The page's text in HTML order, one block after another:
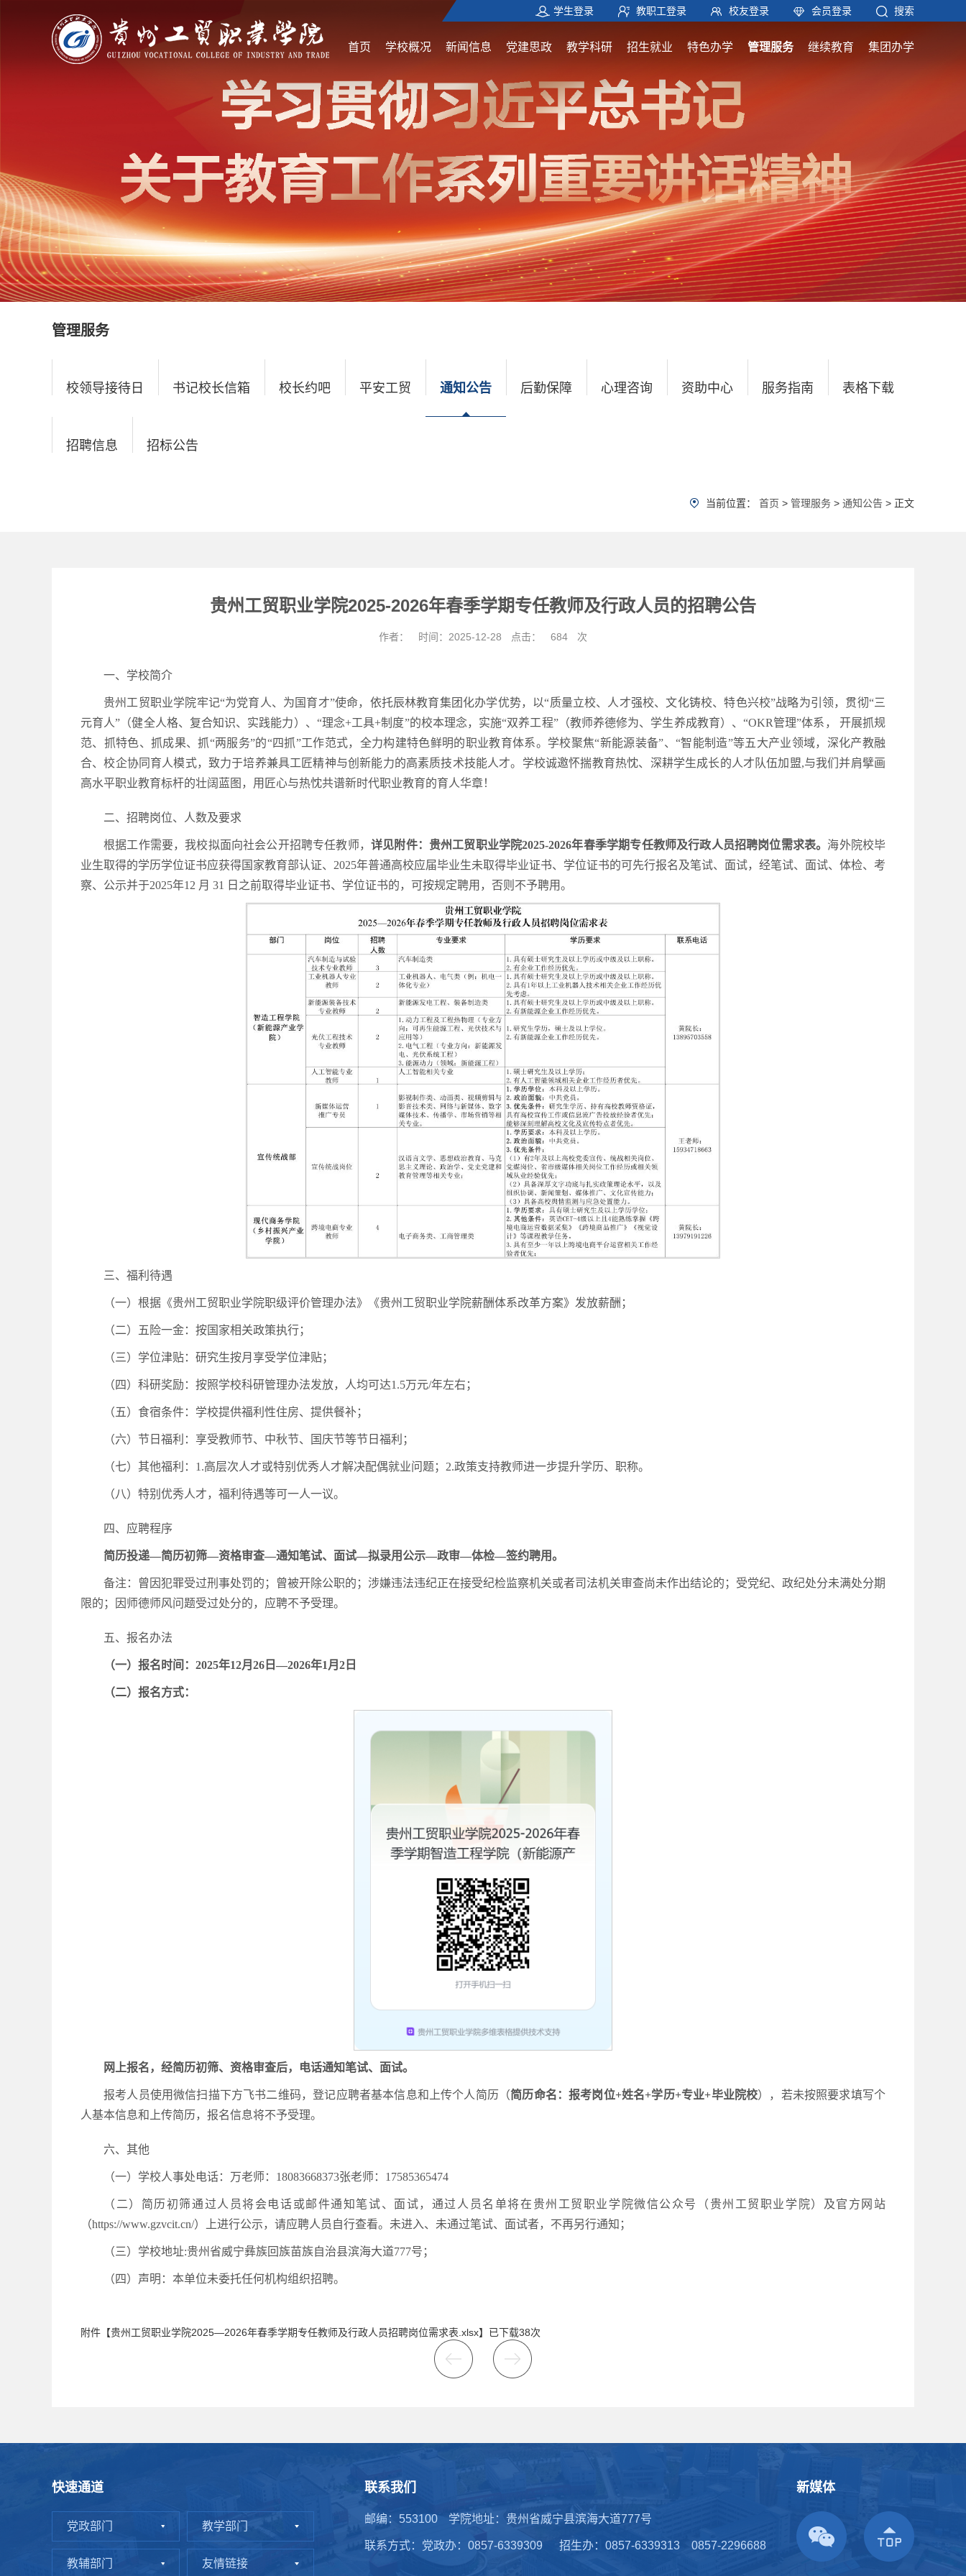
学生登录 教职工登录 校友登录 会员登录 搜索
首页 学校概况 新闻信息 党建思政 教学科研 招生就业 特色办学 管理服务 继续教育 集团办学
管理服务
校领导接待日 书记校长信箱 校长约吧 平安工贸 通知公告 后勤保障 心理咨询 资助中心 服务指南 表格下载
招聘信息 招标公告
当前位置： 首页 > 管理服务 > 通知公告 > 正文
贵州工贸职业学院2025-2026年春季学期专任教师及行政人员的招聘公告
作者： 时间：2025-12-28 点击： 684 次
一、学校简介
贵州工贸职业学院牢记“为党育人、为国育才”使命，依托辰林教育集团化办学优势，以“质量立校、人才强校、文化铸校、特色兴校”战略为引领，贯彻“三
元育人”（健全人格、复合知识、实践能力）、“理念+工具+制度”的校本理念，实施“双养工程”（教师养德修为、学生养成教育）、“OKR管理”体系， 开展抓规
范、抓特色、抓成果、抓“两服务”的“四抓”工作范式，全力构建特色鲜明的职业教育体系。学校聚焦“新能源装备”、“智能制造”等五大产业领域，深化产教融
合、校企协同育人模式，致力于培养兼具工匠精神与创新能力的高素质技术技能人才。学校诚邀怀揣教育热忱、深耕学生成长的人才队伍加盟,与我们并肩擘画
高水平职业教育标杆的壮阔蓝图，用匠心与热忱共谱新时代职业教育的育人华章！
二、招聘岗位、人数及要求
根据工作需要，我校拟面向社会公开招聘专任教师，详见附件：贵州工贸职业学院2025-2026年春季学期专任教师及行政人员招聘岗位需求表。 海外院校毕
业生取得的学历学位证书应获得国家教育部认证、2025年普通高校应届毕业生未取得毕业证书、学位证书的可先行报名及笔试、面试，经笔试、面试、体检、考
察、公示并于2025年12 月 31 日之前取得毕业证书、学位证书的，可按规定聘用，否则不予聘用。
三、福利待遇
（一）根据《贵州工贸职业学院职级评价管理办法》《贵州工贸职业学院薪酬体系改革方案》发放薪酬；
（二）五险一金：按国家相关政策执行；
（三）学位津贴：研究生按月享受学位津贴；
（四）科研奖励：按照学校科研管理办法发放，人均可达1.5万元/年左右；
（五）食宿条件：学校提供福利性住房、提供餐补；
（六）节日福利：享受教师节、中秋节、国庆节等节日福利；
（七）其他福利：1.高层次人才或特别优秀人才解决配偶就业问题；2.政策支持教师进一步提升学历、职称。
（八）特别优秀人才，福利待遇等可一人一议。
四、应聘程序
简历投递—简历初筛—资格审查—通知笔试、面试—拟录用公示—政审—体检—签约聘用。
备注：曾因犯罪受过刑事处罚的；曾被开除公职的；涉嫌违法违纪正在接受纪检监察机关或者司法机关审查尚未作出结论的；受党纪、政纪处分未满处分期
限的；因师德师风问题受过处分的，应聘不予受理。
五、报名办法
（一）报名时间： 2025年12月26 日—2026年1 月 2 日
（二）报名方式：
网上报名，经简历初筛、资格审查后，电话通知笔试、面试。
报考人员使用微信扫描下方飞书二维码，登记应聘者基本信息和上传个人简历（简历命名：报考岗位+姓名+学历+专业+毕业院校），若未按照要求填写个
人基本信息和上传简历，报名信息将不予受理。
六、其他
（一）学校人事处电话：万老师：18083668373张老师：17585365474
（二）简历初筛通过人员将会电话或邮件通知笔试、面试，通过人员名单将在贵州工贸职业学院微信公众号（贵州工贸职业学院）及官方网站
（https://www.gzvcit.cn/）上进行公示，请应聘人员自行查看。未进入、未通过笔试、面试者，不再另行通知；
（三）学校地址:贵州省威宁彝族回族苗族自治县滨海大道777号；
（四）声明：本单位未委托任何机构组织招聘。
附件【贵州工贸职业学院2025—2026年春季学期专任教师及行政人员招聘岗位需求表.xlsx】已下载38次
快速通道
党政部门 教学部门
教辅部门 友情链接
联系我们
邮编：553100 学院地址：贵州省威宁县滨海大道777号
联系方式：党政办：0857-6339309 招生办：0857-6339313 0857-2296688
新媒体